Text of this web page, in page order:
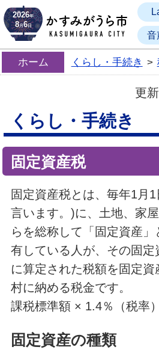
か
2026年
8月6日
音
ホーム くらし・手続き >
更
くらし・手続き
固定資産税
固定資産税とは、毎年1月
言います。)に、土地、家
らを総称して「固定資産
有している人が、その固定
に算定された税額を固定
村に納める税金です。
課税標準額 × 1.4％（税率
固定資産の種類